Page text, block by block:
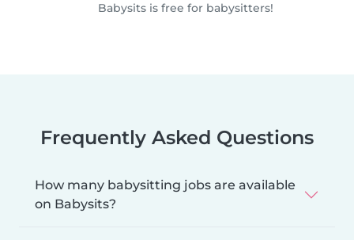
Babysits is free for babysitters!
Frequently Asked Questions
How many babysitting jobs are available
on Babysits?